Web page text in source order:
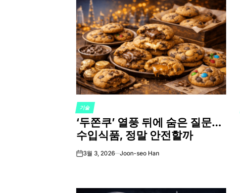
POSTED
IN
기술
‘두쫀쿠’ 열풍 뒤에 숨은 질문…
수입식품, 정말 안전할까
on3월 3, 2026 Joon-seo Han